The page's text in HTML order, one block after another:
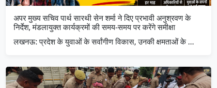
अपर मुख्य सचिव पार्थ सारथी सेन शर्मा ने दिए प्रभावी अनुश्रवण के
निर्देश, मंडलायुक्त कार्यक्रमों की समय-समय पर करेंगे समीक्षा
लखनऊ: प्रदेश के युवाओं के सर्वांगीण विकास, उनकी क्षमताओं के …